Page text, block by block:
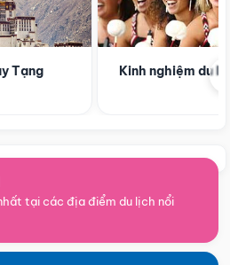
Tạng Kinh nghiệm du
tại các địa điểm du lịch nổi